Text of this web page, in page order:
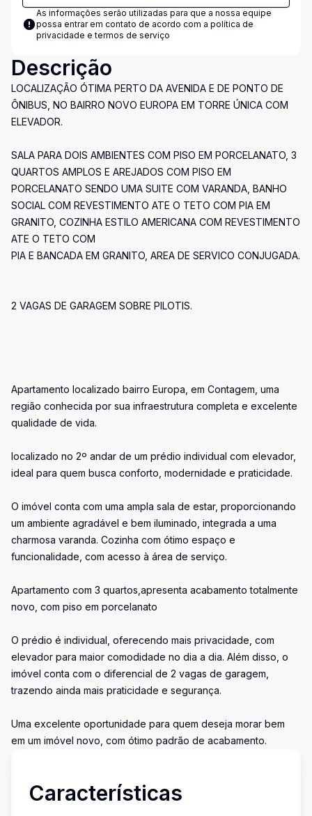
As informações serão utilizadas para que a nossa equipe
possa entrar em contato de acordo com a política de
privacidade e termos de serviço
Descrição
LOCALIZAÇÃO ÓTIMA PERTO DA AVENIDA E DE PONTO DE
ÔNIBUS, NO BAIRRO NOVO EUROPA EM TORRE ÚNICA COM
ELEVADOR.
SALA PARA DOIS AMBIENTES COM PISO EM PORCELANATO, 3
QUARTOS AMPLOS E AREJADOS COM PISO EM
PORCELANATO SENDO UMA SUITE COM VARANDA, BANHO
SOCIAL COM REVESTIMENTO ATE O TETO COM PIA EM
GRANITO, COZINHA ESTILO AMERICANA COM REVESTIMENTO
ATE O TETO COM
PIA E BANCADA EM GRANITO, AREA DE SERVICO CONJUGADA.
2 VAGAS DE GARAGEM SOBRE PILOTIS.
Apartamento localizado bairro Europa, em Contagem, uma
região conhecida por sua infraestrutura completa e excelente
qualidade de vida.
localizado no 2º andar de um prédio individual com elevador,
ideal para quem busca conforto, modernidade e praticidade.
O imóvel conta com uma ampla sala de estar, proporcionando
um ambiente agradável e bem iluminado, integrada a uma
charmosa varanda. Cozinha com ótimo espaço e
funcionalidade, com acesso à área de serviço.
Apartamento com 3 quartos,apresenta acabamento totalmente
novo, com piso em porcelanato
O prédio é individual, oferecendo mais privacidade, com
elevador para maior comodidade no dia a dia. Além disso, o
imóvel conta com o diferencial de 2 vagas de garagem,
trazendo ainda mais praticidade e segurança.
Uma excelente oportunidade para quem deseja morar bem
em um imóvel novo, com ótimo padrão de acabamento.
Características